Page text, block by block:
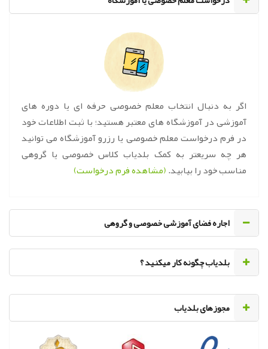
اگر به دنبال انتخاب معلم خصوصی حرفه ای یا دوره های
آموزشی در آموزشگاه های معتبر هستید؛ با ثبت اطلاعات خود
در فرم درخواست معلم خصوصی یا رزرو آموزشگاه می توانید
هر چه سریعتر به کمک بلدیاب کلاس خصوصی یا گروهی
مناسب خود را بیابید.(مشاهده فرم درخواست)
اجاره فضای آموزشی خصوصی و گروهی
‌بلدیاب چگونه کار میکنید ؟
مجوزهای بلدیاب